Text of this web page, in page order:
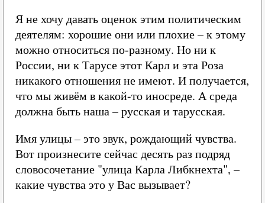
Я не хочу давать оценок этим политическим
деятелям: хорошие они или плохие – к этому
можно относиться по-разному. Но ни к
России, ни к Тарусе этот Карл и эта Роза
никакого отношения не имеют. И получается,
что мы живём в какой-то иносреде. А среда
должна быть наша – русская и тарусская.
Имя улицы – это звук, рождающий чувства.
Вот произнесите сейчас десять раз подряд
словосочетание "улица Карла Либкнехта", –
какие чувства это у Вас вызывает?